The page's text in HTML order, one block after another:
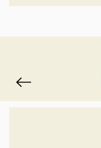
Previous